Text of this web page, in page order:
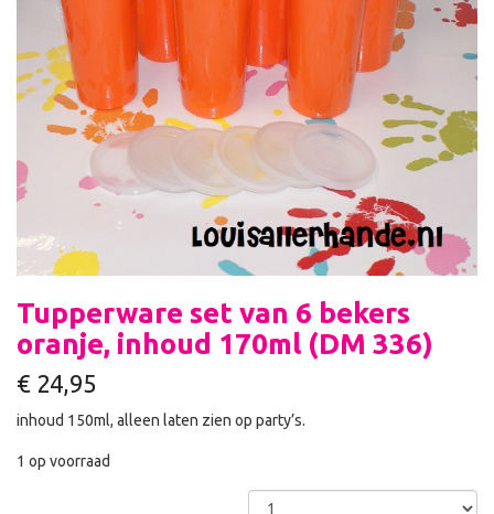
Tupperware set van 6 bekers
oranje, inhoud 170ml (DM 336)
€ 24,95
inhoud 150ml, alleen laten zien op party’s.
1 op voorraad